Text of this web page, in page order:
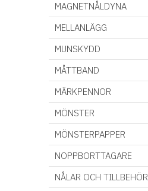
MAGNETNÅLDYNA
MELLANLÄGG
MUNSKYDD
MÅTTBAND
MÄRKPENNOR
MÖNSTER
MÖNSTERPAPPER
NOPPBORTTAGARE
NÅLAR OCH TILLBEHÖR